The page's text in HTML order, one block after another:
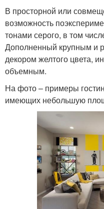
В просторной или
возможность
тонами серого, в том
Дополненный крупным и
декором желтого цвета,
объемным.
На фото – примеры
имеющих небольшую